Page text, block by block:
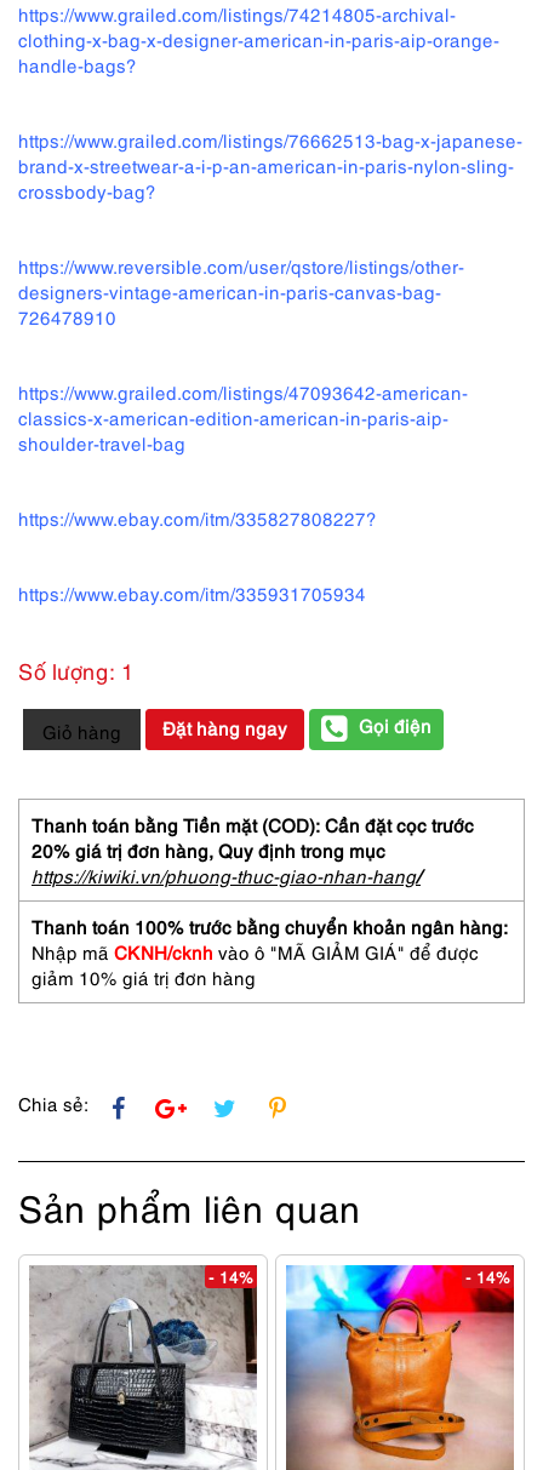
https://www.grailed.com/listings/74214805-archival-
clothing-x-bag-x-designer-american-in-paris-aip-orange-
handle-bags?
https://www.grailed.com/listings/76662513-bag-x-japanese-
brand-x-streetwear-a-i-p-an-american-in-paris-nylon-sling-
crossbody-bag?
https://www.reversible.com/user/qstore/listings/other-
designers-vintage-american-in-paris-canvas-bag-
726478910
https://www.grailed.com/listings/47093642-american-
classics-x-american-edition-american-in-paris-aip-
shoulder-travel-bag
https://www.ebay.com/itm/335827808227?
https://www.ebay.com/itm/335931705934
Số lượng: 1
4379-
Túi
tay-
A.I.P
(American
Paris)
leather
tote
bag-
Đã
lượng
Giỏ hàng Đặt hàng ngay Gọi điện
Thanh toán bằng Tiền mặt (COD): Cần đặt cọc trước
20% giá trị đơn hàng, Quy định trong mục
https://kiwiki.vn/phuong-thuc-giao-nhan-hang/
Thanh toán 100% trước bằng chuyển khoản ngân hàng:
Nhập mã CKNH/cknh vào ô "MÃ GIẢM GIÁ" để được
giảm 10% giá trị đơn hàng
Chia sẻ:
Sản phẩm liên quan
- 14% - 14%